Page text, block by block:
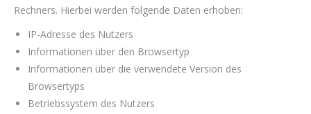
Rechners. Hierbei werden folgende Daten erhoben:
IP-Adresse des Nutzers
Informationen über den Browsertyp
Informationen über die verwendete Version des
Browsertyps
Betriebssystem des Nutzers